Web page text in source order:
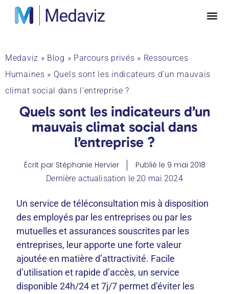
Medaviz » Blog » Parcours privés » Ressources
Humaines » Quels sont les indicateurs d’un mauvais
climat social dans l’entreprise ?
Quels sont les indicateurs d’un
mauvais climat social dans
l’entreprise ?
Écrit par Stéphanie Hervier Publié le 9 mai 2018
Dernière actualisation le 20 mai 2024
Un service de téléconsultation mis à disposition
des employés par les entreprises ou par les
mutuelles et assurances souscrites par les
entreprises, leur apporte une forte valeur
ajoutée en matière d’attractivité. Facile
d’utilisation et rapide d’accès, un service
disponible 24h/24 et 7j/7 permet d’éviter les